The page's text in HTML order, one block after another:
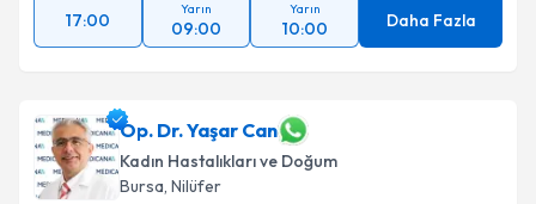
17:00
Yarın
09:00
Yarın
10:00 Daha Fazla
Op. Dr. Yaşar Can
Kadın Hastalıkları ve Doğum
Bursa, Nilüfer